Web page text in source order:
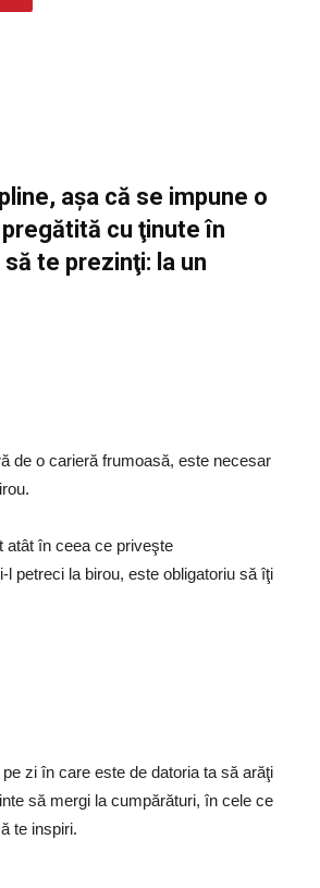
aşa că se impune o
cu ţinute în
te prezinţi: la un
de o carieră frumoasă, este necesar
atât în ceea ce priveşte
petreci la birou, este obligatoriu să îţi
zi în care este de datoria ta să arăţi
să mergi la cumpărături, în cele ce
te inspiri.